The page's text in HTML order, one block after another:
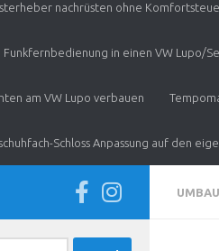
nachrüsten ohne
in einen VW Lupo/
am VW Lupo verbauen
Schloss Anpassung auf den